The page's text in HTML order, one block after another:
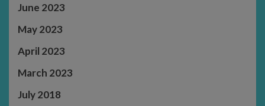
June 2023
May 2023
April 2023
March 2023
July 2018